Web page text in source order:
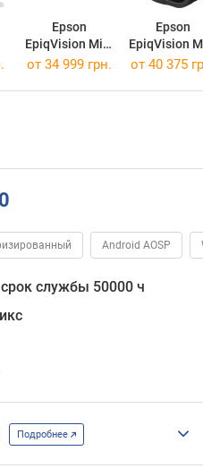
Epson
EpiqVision Mini
EF-21
Epson
EpiqVision
EF-22
от 34 999 грн. от 40 375
Android AOSP
службы 50000 ч
Подробнее